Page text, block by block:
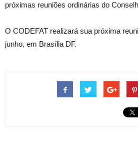
próximas reuniões ordinárias do
O CODEFAT realizará sua próxima
junho, em Brasília DF.